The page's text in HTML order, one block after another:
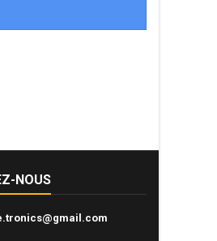
NOUS